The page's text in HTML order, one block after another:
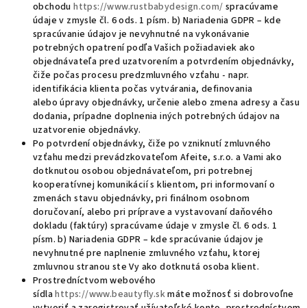
obchodu https://www.rustbabydesign.com/ spracúvame
údaje v zmysle čl. 6 ods. 1 písm. b) Nariadenia GDPR – kde
spracúvanie údajov je nevyhnutné na vykonávanie
potrebných opatrení podľa Vašich požiadaviek ako
objednávateľa pred uzatvorením a potvrdením objednávky,
čiže počas procesu predzmluvného vzťahu - napr.
identifikácia klienta počas vytvárania, definovania
alebo úpravy objednávky, určenie alebo zmena adresy a času
dodania, prípadne doplnenia iných potrebných údajov na
uzatvorenie objednávky.
Po potvrdení objednávky, čiže po vzniknutí zmluvného
vzťahu medzi prevádzkovateľom Afeite, s.r.o. a Vami ako
dotknutou osobou objednávateľom, pri potrebnej
kooperatívnej komunikácií s klientom, pri informovaní o
zmenách stavu objednávky, pri finálnom osobnom
doručovaní, alebo pri príprave a vystavovaní daňového
dokladu (faktúry) spracúvame údaje v zmysle čl. 6 ods. 1
písm. b) Nariadenia GDPR – kde spracúvanie údajov je
nevyhnutné pre naplnenie zmluvného vzťahu, ktorej
zmluvnou stranou ste Vy ako dotknutá osoba klient.
Prostredníctvom webového
sídlahttps://www.beautyfly.skmáte možnosť si dobrovoľne